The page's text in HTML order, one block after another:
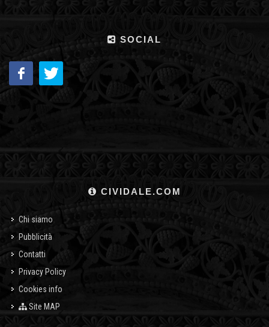
SOCIAL
CIVIDALE.COM
Chi siamo
Pubblicità
Contatti
Privacy Policy
Cookies info
Site MAP